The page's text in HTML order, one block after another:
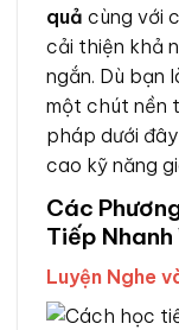
quả cùng với
cải thiện khả
ngắn. Dù bạn
một chút nền
pháp dưới
cao kỹ năng
Các
Tiếp Nhanh
Luyện Nghe